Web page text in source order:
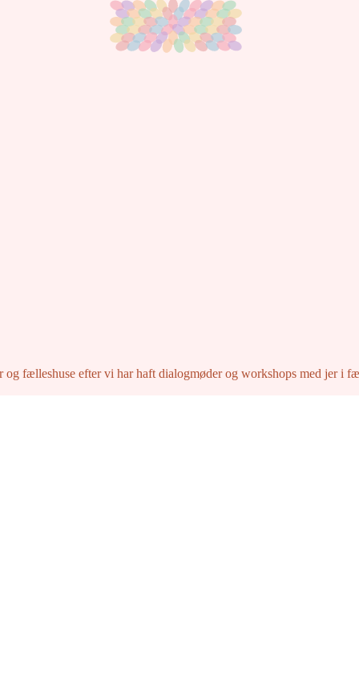
fælleshuse efter vi har haft dialogmøder og workshops med jer i